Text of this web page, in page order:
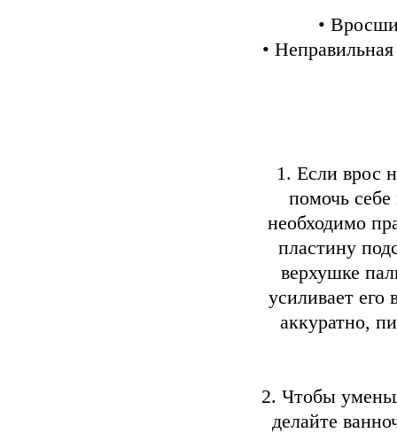
•
•
1. Если врос
помочь
необходимо
пластину
верхушке
усиливает его
аккуратно,
2. Чтобы
делайте